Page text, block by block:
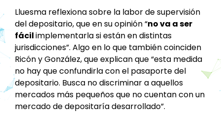
Lluesma reflexiona sobre la labor de supervisión
del depositario, que en su opinión “no va a ser
fácilimplementarla si están en distintas
jurisdicciones”. Algo en lo que también coinciden
Ricón y González, que explican que “esta medida
no hay que confundirla con el pasaporte del
depositario. Busca no discriminar a aquellos
mercados más pequeños que no cuentan con un
mercado de depositaría desarrollado”.